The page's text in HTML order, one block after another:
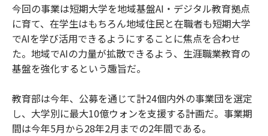
今回の事業は短期大学を地域基盤AI・デジタル教育拠点
に育て、在学生はもちろん地域住民と在職者も短期大学
でAIを学び活用できるようにすることに焦点を合わせ
た。地域でAIの力量が拡散できるよう、生涯職業教育の
基盤を強化するという趣旨だ。
教育部は今年、公募を通じて計24個内外の事業団を選定
し、大学別に最大10億ウォンを支援する計画だ。事業期
間は今年5月から28年2月までの2年間である。